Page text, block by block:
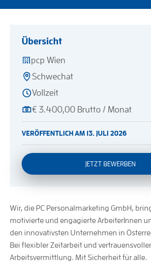
Übersicht
pcp Wien
Schwechat
Vollzeit
€ 3.400,00 Brutto / Monat
VERÖFFENTLICH AM 13. JULI 2026
JETZT BEWERBEN
Wir, die PC Personalmarketing GmbH,
motivierte und engagierte ArbeiterInnen
den innovativsten Unternehmen in
Bei flexibler Zeitarbeit und vertrauensvoller
Arbeitsvermittlung. Mit Sicherheit für alle.